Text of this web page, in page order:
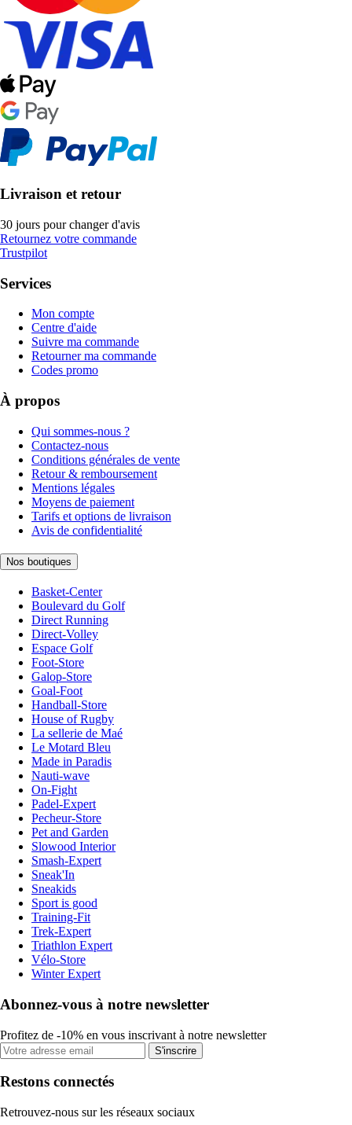
Livraison et retour
30 jours pour changer d'avis
Retournez votre commande
Trustpilot
Services
Mon compte
Centre d'aide
Suivre ma commande
Retourner ma commande
Codes promo
À propos
Qui sommes-nous ?
Contactez-nous
Conditions générales de vente
Retour & remboursement
Mentions légales
Moyens de paiement
Tarifs et options de livraison
Avis de confidentialité
Nos boutiques
Basket-Center
Boulevard du Golf
Direct Running
Direct-Volley
Espace Golf
Foot-Store
Galop-Store
Goal-Foot
Handball-Store
House of Rugby
La sellerie de Maé
Le Motard Bleu
Made in Paradis
Nauti-wave
On-Fight
Padel-Expert
Pecheur-Store
Pet and Garden
Slowood Interior
Smash-Expert
Sneak'In
Sneakids
Sport is good
Training-Fit
Trek-Expert
Triathlon Expert
Vélo-Store
Winter Expert
Abonnez-vous à notre newsletter
Profitez de -10% en vous inscrivant à notre newsletter
S'inscrire
Restons connectés
Retrouvez-nous sur les réseaux sociaux